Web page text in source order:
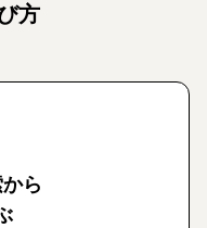
方
ら